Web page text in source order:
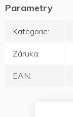
Kategorie:
Záruka:
EAN: